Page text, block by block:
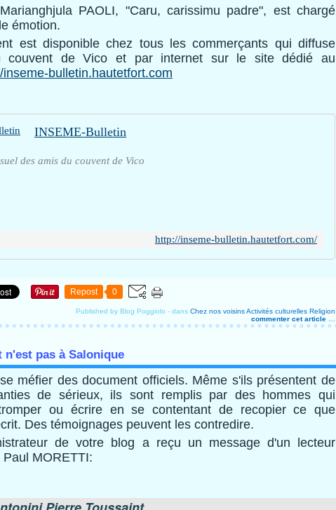
PAOLI, "Caru, carissimu padre", est chargé
émotion.
est disponible chez tous les commerçants qui diffuse
couvent de Vico et par internet sur le site dédié au
inseme-bulletin.hautetfort.com
INSEME-Bulletin
des amis du couvent de Vico
http://inseme-bulletin.hautetfort.com/
Repost 0
Published by Blog Poggiolo - dans Chez nos voisinsActivités culturelles Religion
commenter cet article
n'est pas à Salonique
méfier des document officiels. Même s'ils présentent de
de sérieux, ils sont remplis par des hommes qui
ou écrire en se contentant de recopier ce que
Des témoignages peuvent les contredire.
de votre blog a reçu un message d'un lecteur
MORETTI: